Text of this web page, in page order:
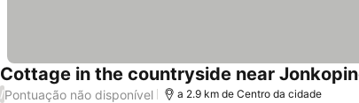
Cottage in the countryside near
/Pontuação não disponível a 2.9 km de Centro da cidade